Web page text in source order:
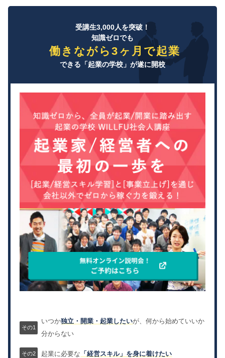
受講生3,000人を突破！
知識ゼロでも
働きながら3ヶ月で起業
できる「起業の学校」が遂に開校
いつか独立・開業・起業したいが、何から始めていいか
分からない
起業に必要な 「経営スキル」を身に着けたい